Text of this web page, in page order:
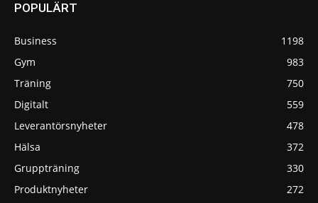
POPULÄRT
Business
1198
Gym
983
Träning
750
Digitalt
559
Leverantörsnyheter
478
Hälsa
372
Gruppträning
330
Produktnyheter
272